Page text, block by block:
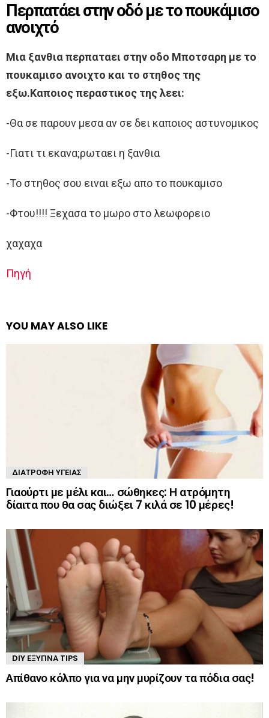
Περπατάει στην οδό με το πουκάμισο
ανοιχτό
Μια ξανθια περπαταει στην οδο Μποτσαρη με το
πουκαμισο ανοιχτο και το στηθος της
εξω.Καποιος περαστικος της λεει:
-Θα σε παρουν μεσα αν σε δει καποιος αστυνομικος
-Γιατι τι εκανα;ρωταει η ξανθια
-Το στηθος σου ειναι εξω απο το πουκαμισο
-Φτου!!!! Ξεχασα το μωρο στο λεωφορειο
χαχαχα
Πηγή
YOU MAY ALSO LIKE
ΔΙΑΤΡΟΦΉ ΥΓΕΊΑΣ
Γιαούρτι με μέλι και… σώθηκες: Η ατρόμητη
δίαιτα που θα σας διώξει 7 κιλά σε 10 μέρες!
DIY ΈΞΥΠΝΑ TIPS
Απίθανο κόλπο για να μην μυρίζουν τα πόδια σας!